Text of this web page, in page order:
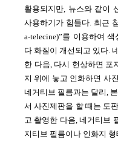
활용되지만, 뉴스와 같이
사용하기가 힘들다. 최근
a-telecine)”를 이용하여
다 화질이 개선되고 있다.
한 다음, 다시 현상하면 포
지 위에 놓고 인화하면 사
네거티브 필름과는 달리,
서 사진제판을 할 때는 도
고 촬영한 다음, 네거티브
지티브 필름이나 인화지